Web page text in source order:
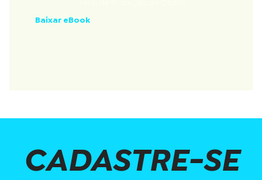
Baixar eBook
CADASTRE-SE